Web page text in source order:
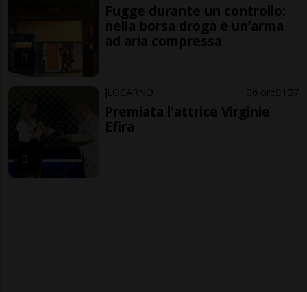
Fugge durante un controllo:
nella borsa droga e un’arma
ad aria compressa
LOCARNO 6 ore 1 7
Premiata l'attrice Virginie
Efira